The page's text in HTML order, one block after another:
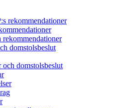
rekommendationer
rekommendationer
domstolsbeslut
domstolsbeslut